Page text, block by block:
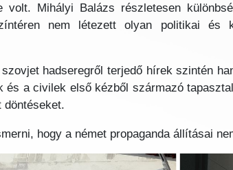
volt. Mihályi Balázs részletesen
nem létezett olyan politikai és
hadseregről terjedő hírek szintén
és a civilek első kézből származó
döntéseket.
hogy a német propaganda állításai